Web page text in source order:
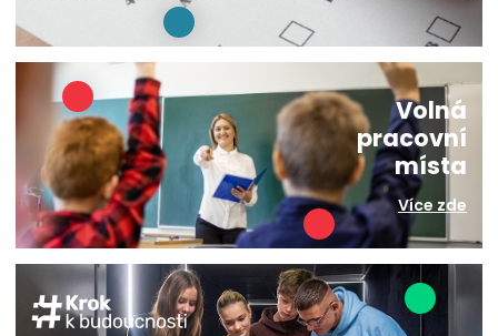
Volná
pracovní
místa
Více zde